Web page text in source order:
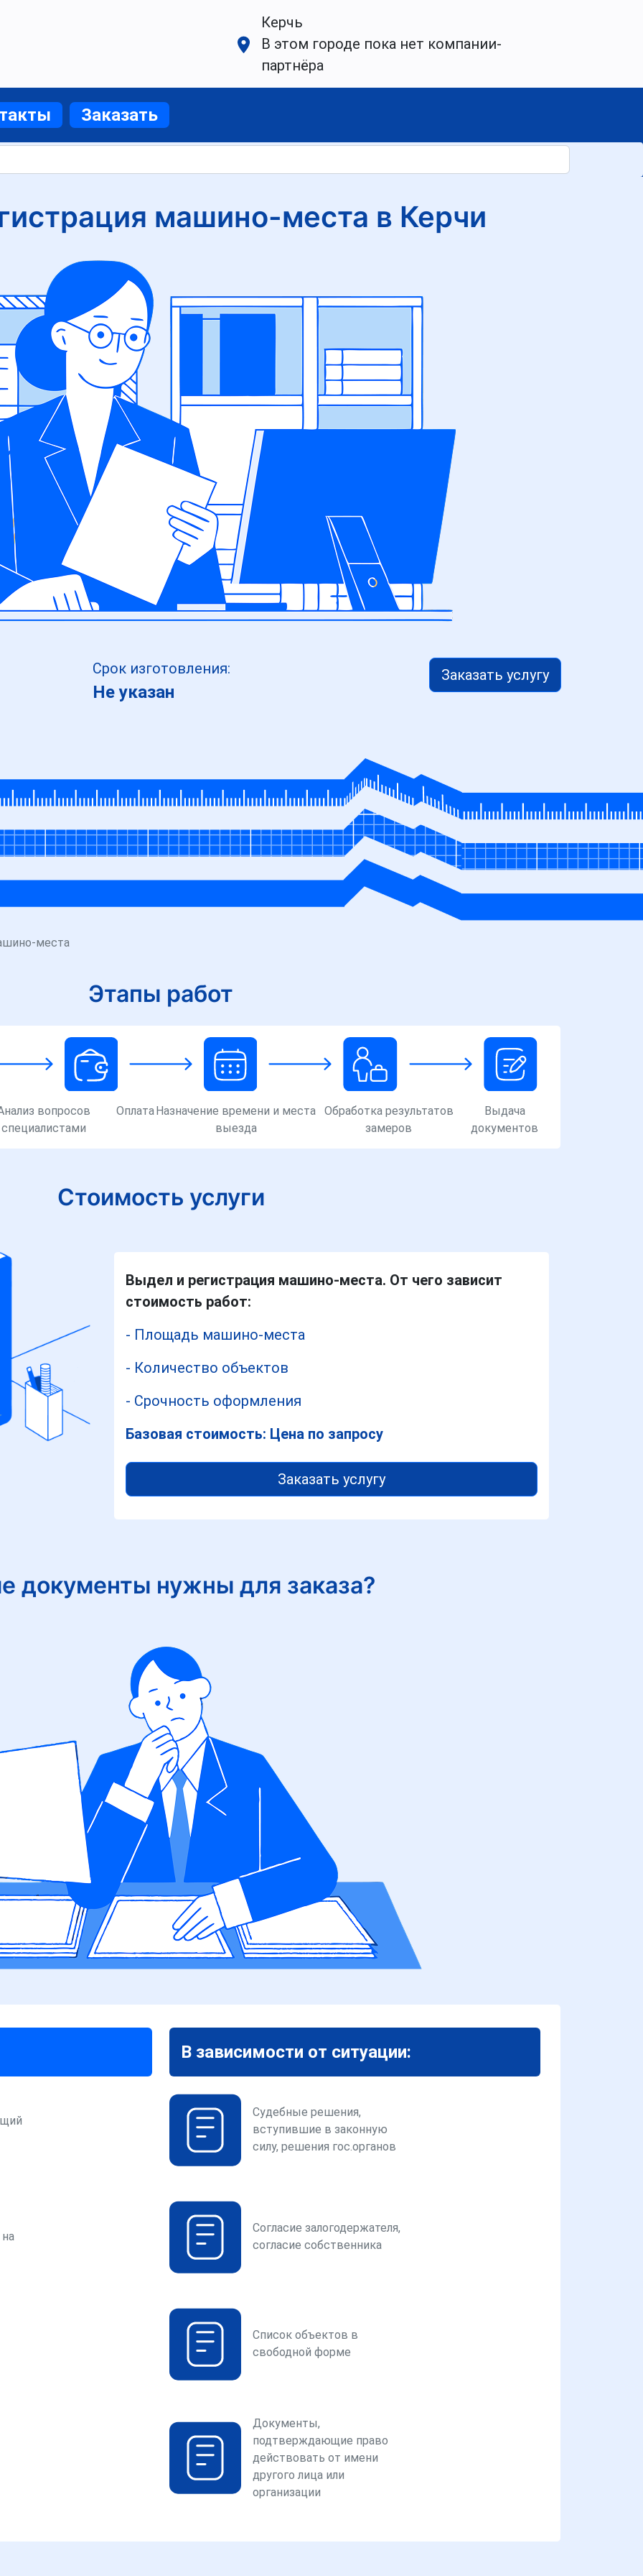
Керчь
В этом городе пока нет компании-
партнёра
Заказать
машино-места в Керчи
Срок изготовления:
Не указан
Заказать услугу
места
Этапы работ
вопросов
специалистами
ОплатаНазначение времени и места
выезда
Обработка результатов
замеров
Выдача
документов
Стоимость услуги
Выдел и регистрация машино-места. От чего зависит
стоимость работ:
- Площадь машино-места
- Количество объектов
- Срочность оформления
Базовая стоимость: Цена по запросу
Заказать услугу
документы нужны для заказа?
В зависимости от ситуации:
Судебные решения,
вступившие в законную
силу, решения гос.органов
Согласие залогодержателя,
согласие собственника
Список объектов в
свободной форме
Документы,
подтверждающие право
действовать от имени
другого лица или
организации